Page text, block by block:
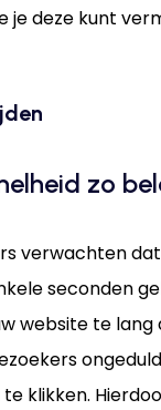
je deze kunt
zo
verwachten
seconden
website te lang
klikken.